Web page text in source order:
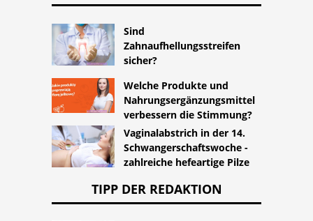
Sind
Zahnaufhellungsstreifen
sicher?
Welche Produkte und
Nahrungsergänzungsmittel
verbessern die Stimmung?
Vaginalabstrich in der 14.
Schwangerschaftswoche -
zahlreiche hefeartige Pilze
TIPP DER REDAKTION